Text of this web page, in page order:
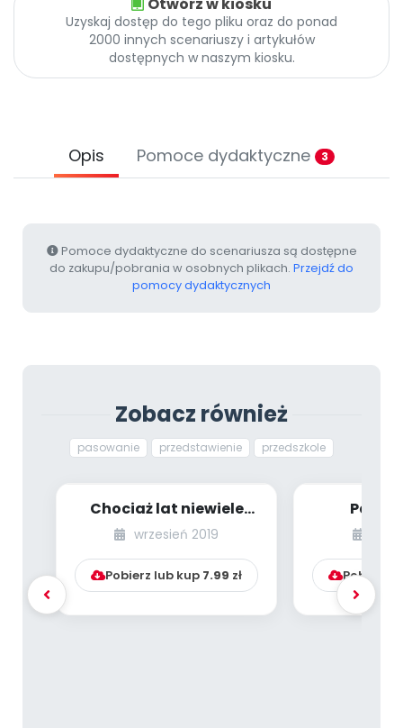
Archiwalne numery
Pomoc
Promocje
Uzyskaj dostęp do tego pliku oraz do ponad
2000 innych scenariuszy i artykułów
dostępnych w naszym kiosku.
Opis Pomoce dydaktyczne 3
Pomoce dydaktyczne do scenariusza są dostępne
do zakupu/pobrania w osobnych plikach. Przejdź do
pomocy dydaktycznych
Zobacz również
pasowanie przedstawienie przedszkole
Chociaż lat niewiele
mam...
wrzesień 2019
Pobierz lub kup 7.99 zł Pobierz